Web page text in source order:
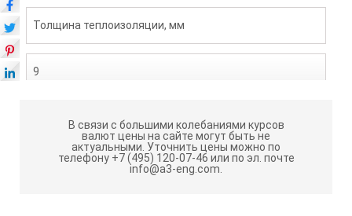
Толщина теплоизоляции, мм
9
Упаковка
2 шт. по 1,5 м
В связи с большими колебаниями курсов
валют цены на сайте могут быть не
актуальными. Уточнить цены можно по
телефону +7 (495) 120-07-46 или по эл. почте
info@a3-eng.com.